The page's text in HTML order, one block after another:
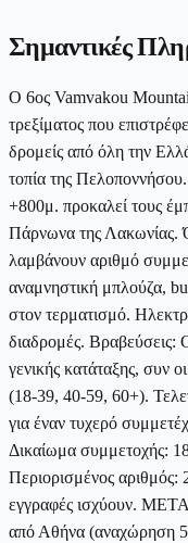
Σημαντικές
Ο 6ος Vamvakou
τρεξίματος που
δρομείς από όλη την
τοπία της
+800μ. προκαλεί τους
Πάρνωνα της Λακωνίας.
λαμβάνουν αριθμό
αναμνηστική μπλούζα,
στον τερματισμό.
διαδρομές. Βραβεύσεις:
γενικής κατάταξης, συν
(18-39, 40-59, 60+).
για έναν τυχερό
Δικαίωμα συμμετοχής:
Περιορισμένος
εγγραφές ισχύουν.
από Αθήνα (αναχώρηση